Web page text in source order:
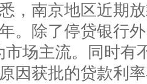
，南京地区近期
。除了停贷银行
场主流。同时有
因获批的贷款利